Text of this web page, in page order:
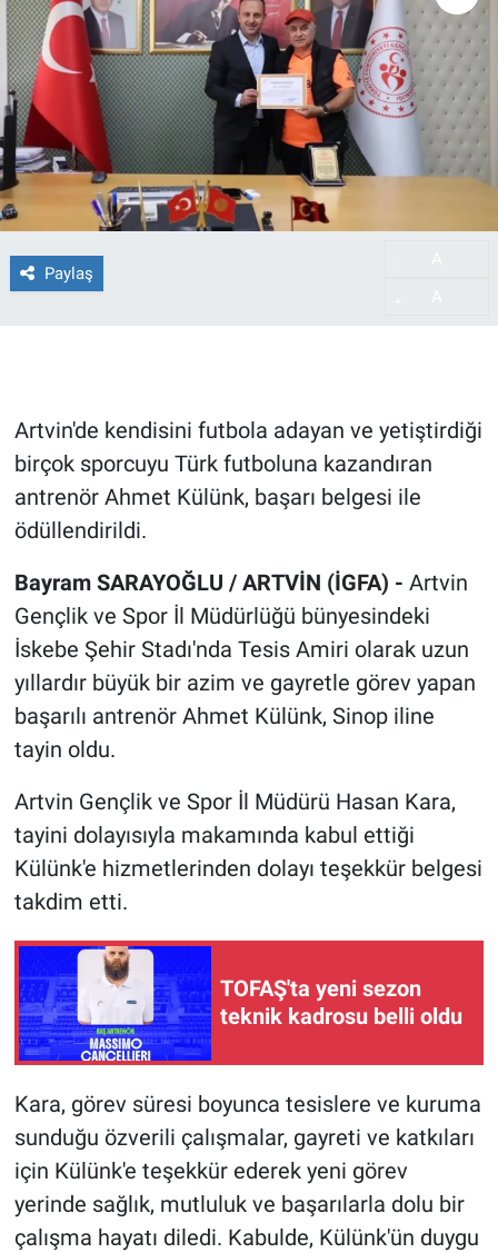
Paylaş
Artvin'de kendisini futbola adayan ve yetiştirdiği
birçok sporcuyu Türk futboluna kazandıran
antrenör Ahmet Külünk, başarı belgesi ile
ödüllendirildi.
Bayram SARAYOĞLU / ARTVİN (İGFA) - Artvin
Gençlik ve Spor İl Müdürlüğü bünyesindeki
İskebe Şehir Stadı'nda Tesis Amiri olarak uzun
yıllardır büyük bir azim ve gayretle görev yapan
başarılı antrenör Ahmet Külünk, Sinop iline
tayin oldu.
Artvin Gençlik ve Spor İl Müdürü Hasan Kara,
tayini dolayısıyla makamında kabul ettiği
Külünk'e hizmetlerinden dolayı teşekkür belgesi
takdim etti.
TOFAŞ'ta yeni sezon
teknik kadrosu belli oldu
Kara, görev süresi boyunca tesislere ve kuruma
sunduğu özverili çalışmalar, gayreti ve katkıları
için Külünk'e teşekkür ederek yeni görev
yerinde sağlık, mutluluk ve başarılarla dolu bir
çalışma hayatı diledi. Kabulde, Külünk'ün duygu